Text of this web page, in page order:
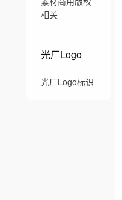
相关
光厂Logo
光厂Logo标识